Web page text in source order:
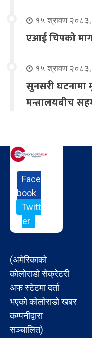
१५ श्रावण २०८३,
एआई चिपको
१५ श्रावण २०८३,
सुनसरी घटनामा
मन्त्रालयबीच
Face
book
Twitt
er
(अमेरिकाको
कोलोराडो सेक्रेटरी
अफ स्टेटमा दर्ता
भएको कोलोराडो खबर
कम्पनीद्वारा
सञ्चालित)